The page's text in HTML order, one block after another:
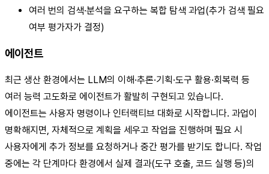
여러 번의 검색·분석을 요구하는 복합 탐색 과업(추가 검색 필요
여부 평가자가 결정)
에이전트
최근 생산 환경에서는 LLM의 이해·추론·기획·도구 활용·회복력 등
여러 능력 고도화로 에이전트가 활발히 구현되고 있습니다.
에이전트는 사용자 명령이나 인터랙티브 대화로 시작합니다. 과업이
명확해지면, 자체적으로 계획을 세우고 작업을 진행하며 필요 시
사용자에게 추가 정보를 요청하거나 중간 평가를 받기도 합니다. 작업
중에는 각 단계마다 환경에서 실제 결과(도구 호출, 코드 실행 등)의